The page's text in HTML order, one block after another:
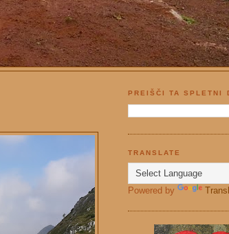
PREIŠČI TA SPLETNI
TRANSLATE
Powered by